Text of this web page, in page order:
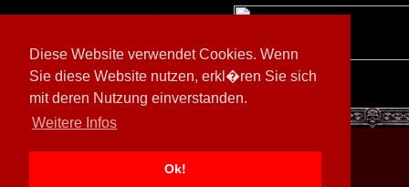
Diese Website verwendet Cookies. Wenn
Sie diese Website nutzen, erkl�ren Sie sich
mit deren Nutzung einverstanden.
Weitere Infos
Ok!
[ 597026/M3]